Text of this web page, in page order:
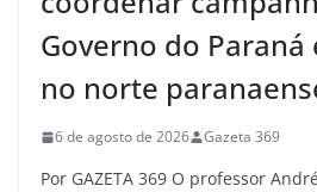
Governo do Paraná
no norte
6 de agosto de 2026 Gazeta 369
Por GAZETA 369 O professor